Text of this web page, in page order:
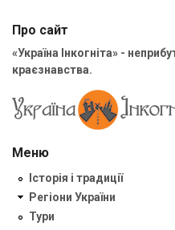
Про сайт
«Україна Інкогніта» -
краєзнавства.
Меню
Історія і традиції
Регіони України
Тури